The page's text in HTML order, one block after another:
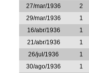
27/mar/1936
2
29/mar/1936
1
16/abr/1936
1
21/abr/1936
1
26/jul/1936
1
30/ago/1936
1